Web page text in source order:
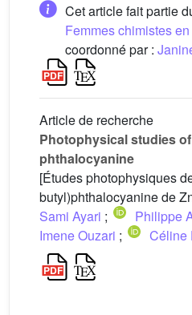
Cet article fait partie
Femmes chimistes
coordonné par :
Article de recherche
Photophysical studies
phthalocyanine
[Études photophysiques
butyl)phthalocyanine de
Sami Ayari ; Philippe
Imene Ouzari ; Céline